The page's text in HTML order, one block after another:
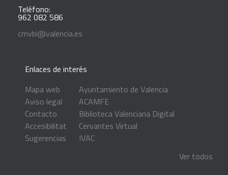
Teléfono:
962 082 586
cmvbi@valencia.es
Enlaces de interés
Mapa web
Aviso legal
Contacto
Accesibilitat
Sugerencias
Ayuntamiento de Valencia
ACAMFE
Biblioteca Valenciana Digital
Cervantes Virtual
IVAC
Ver todos